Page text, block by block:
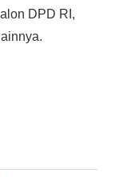
DPD RI,